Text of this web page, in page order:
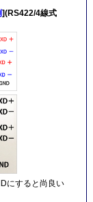
](RS422/4線式
にすると尚良い